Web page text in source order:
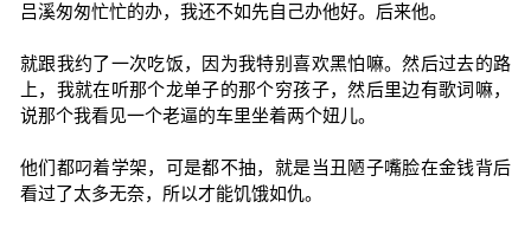
吕溪匆匆忙忙的办，我还不如先自己办他好。后来他。
就跟我约了一次吃饭，因为我特别喜欢黑怕嘛。然后过去的路
上，我就在听那个龙单子的那个穷孩子，然后里边有歌词嘛，
说那个我看见一个老逼的车里坐着两个妞儿。
他们都叼着学架，可是都不抽，就是当丑陋子嘴脸在金钱背后
看过了太多无奈，所以才能饥饿如仇。